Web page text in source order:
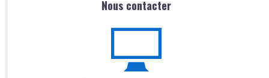
Nous contacter